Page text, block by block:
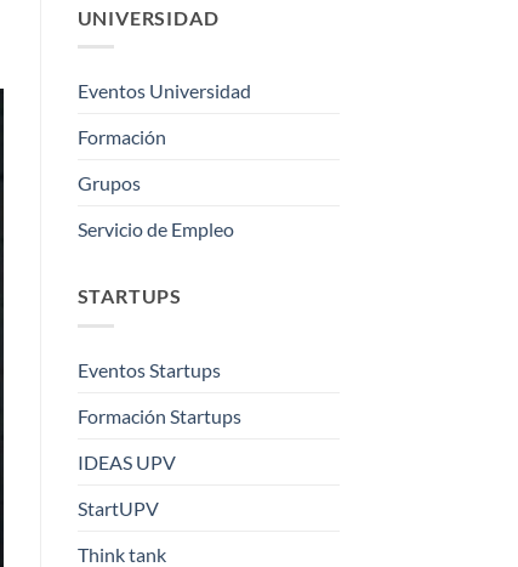
UNIVERSIDAD
Eventos Universidad
Formación
Grupos
Servicio de Empleo
STARTUPS
Eventos Startups
Formación Startups
IDEAS UPV
StartUPV
Think tank